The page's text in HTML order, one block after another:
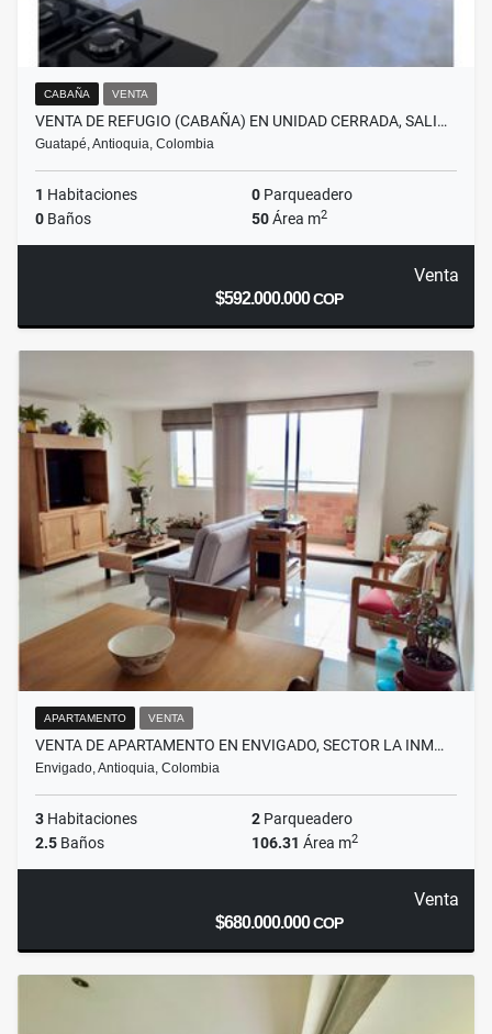
CABAÑA VENTA
VENTA DE REFUGIO (CABAÑA) EN UNIDAD CERRADA, SALI…
Guatapé, Antioquia, Colombia
1 Habitaciones 0 Parqueadero
0 Baños 50Área m2
Venta
$592.000.000COP
APARTAMENTO VENTA
VENTA DE APARTAMENTO EN ENVIGADO, SECTOR LA INM…
Envigado, Antioquia, Colombia
3 Habitaciones 2 Parqueadero
2.5 Baños 106.31 Área m2
Venta
$680.000.000COP